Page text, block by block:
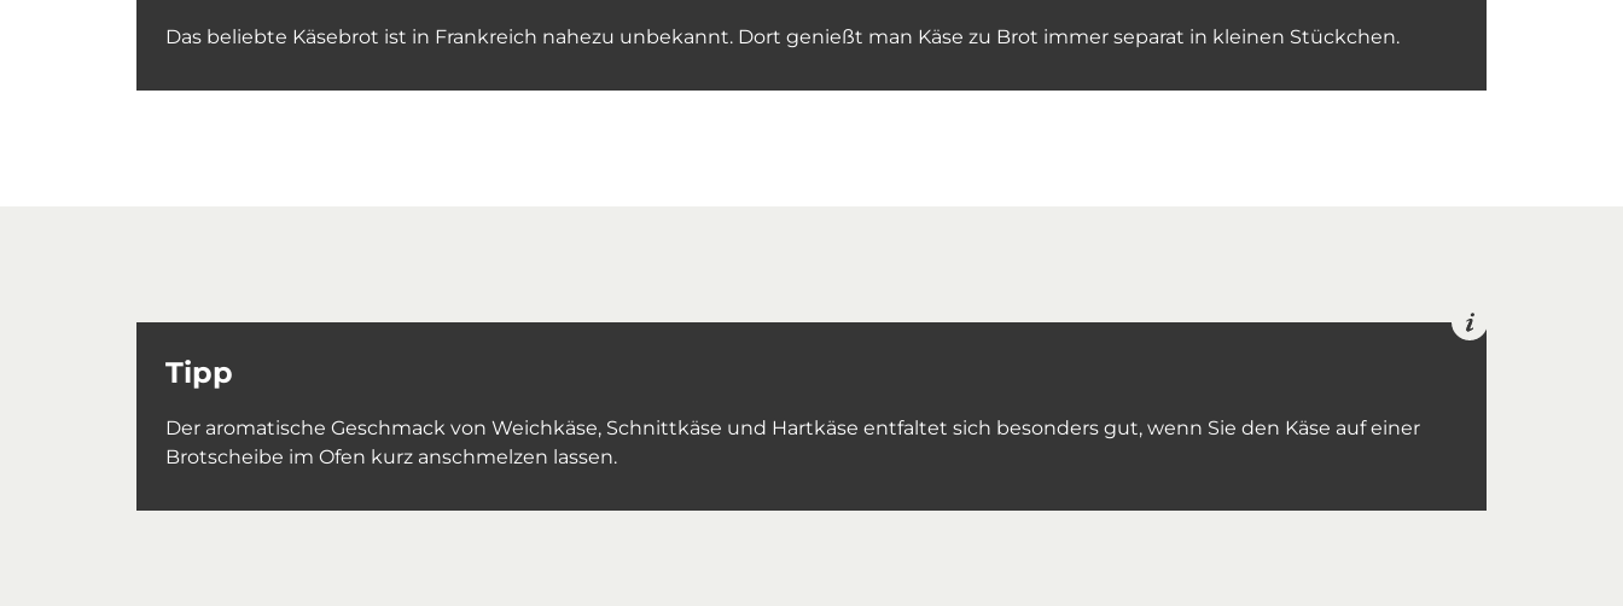
Das beliebte Käsebrot ist in Frankreich nahezu unbekannt. Dort genießt man Käse zu Brot immer separat in kleinen Stückchen.
Tipp
Der aromatische Geschmack von Weichkäse, Schnittkäse und Hartkäse entfaltet sich besonders gut, wenn Sie den Käse auf einer
Brotscheibe im Ofen kurz anschmelzen lassen.